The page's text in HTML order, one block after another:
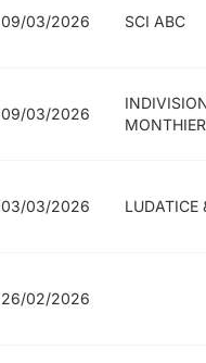
09/03/2026 SCI ABC
09/03/2026
03/03/2026 LUDATICE
26/02/2026